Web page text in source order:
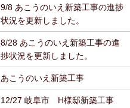
9/8 あこうのいえ新築工事の進捗
状況を更新しました。
8/28 あこうのいえ新築工事の進
捗状況を更新しました。
あこうのいえ新築工事
12/27 岐阜市 H様邸新築工事